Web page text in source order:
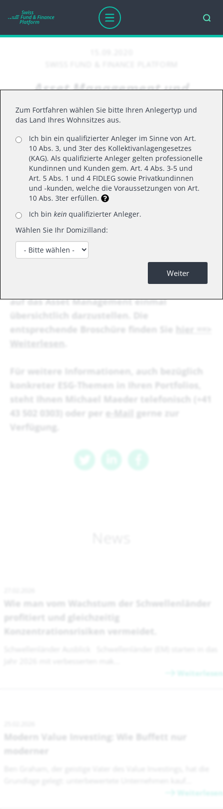
Asset Management und
Klimawander - Es gibt keinen
Planeten B
Der Klimawandel und die damit
einhergehenden Veränderungen,
Herausforderungen und Risiken betreffen
auch professionelle Kapitalanleger in
erheblichem Masse.
Wir haben uns vorgenommen, diese
komplexe Materie mit ihren wesentlichen
Fakten und insbesondere die Auswirkungen
auf das Asset Management einmal
übersichtlich darzustellen. Die
entsprechende Broschüre finden Sie
hier ==>
Weiterlesen
Für weitere Informationen, auch bezüglich
konkreter ESG-Themen in Ihren Portfolios,
steht Ihnen Michael Maeder telefonisch (+41
43 502 0303) oder per
e-Mail
gerne zur
Verfügung.
Wie man vom Wachstum der Schwellenländer
profitiert und gleichzeitig
Konzentrationsrisiken vermeidet.
Weiterlesen
Modern Value Investing: Wie Buffett nur
moderner
Weiterlesen
Zum Fortfahren wählen Sie bitte Ihren Anlegertyp und
das Land Ihres Wohnsitzes aus.
Ich bin ein qualifizierter Anleger im Sinne von Art.
10 Abs. 3, und 3ter des Kollektivanlagengesetzes
(KAG). Als qualifizierte Anleger gelten professionelle
Kundinnen und Kunden gem. Art. 4 Abs. 3-5 und
Art. 5 Abs. 1 und 4 FIDLEG sowie Privatkundinnen
und -kunden, welche die Voraussetzungen von Art.
10 Abs. 3ter erfüllen.
Ich bin kein qualifizierter Anleger.
Wählen Sie Ihr Domizilland:
Weiter